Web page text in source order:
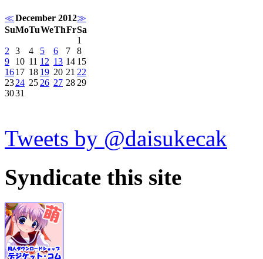
≪December 2012≫
SuMoTuWeThFrSa
1
2
3 4 5 6 7
8
9
10 11 12 13 14 15
1617 18 19 20 21 22
2324 25 26 27 28 29
3031
Tweets by @daisukecak
Syndicate this site